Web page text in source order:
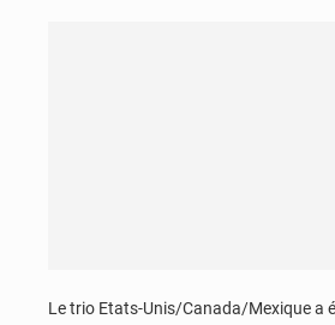
Le trio Etats-Unis/Canada/Mexique a